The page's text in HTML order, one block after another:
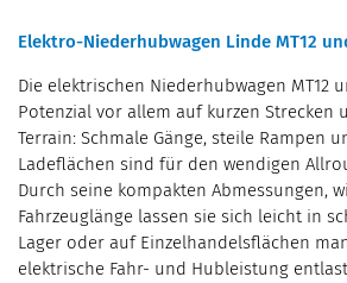
Elektro-Niederhubwagen Linde MT12
Die elektrischen Niederhubwagen MT12
Potenzial vor allem auf kurzen Strecken
Terrain: Schmale Gänge, steile Rampen
Ladeflächen sind für den wendigen
Durch seine kompakten Abmessungen,
Fahrzeuglänge lassen sie sich leicht in
Lager oder auf Einzelhandelsflächen
elektrische Fahr- und Hubleistung